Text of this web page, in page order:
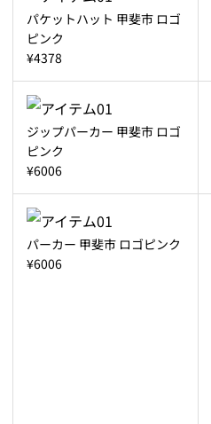
パケットハット 甲斐市 ロゴ
ピンク
¥4378
ジップパーカー 甲斐市 ロゴ
ピンク
¥6006
パーカー 甲斐市 ロゴピンク
¥6006